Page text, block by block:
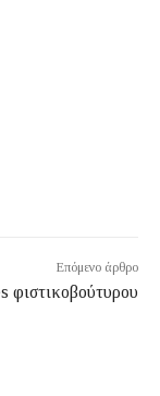
Επόμενο άρθρο
φιστικοβούτυρου